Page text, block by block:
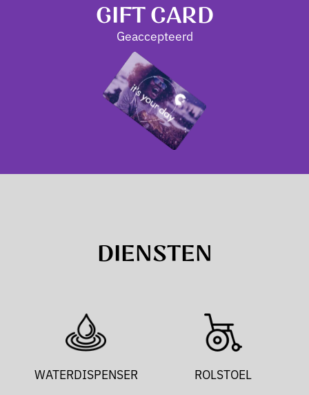
GIFT CARD
Geaccepteerd
DIENSTEN
WATERDISPENSER ROLSTOEL